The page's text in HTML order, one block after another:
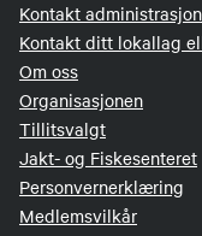
Kontakt
Kontakt ditt lokallag
Om oss
Organisasjonen
Tillitsvalgt
Jakt- og Fiskesenteret
Personvernerklæring
Medlemsvilkår